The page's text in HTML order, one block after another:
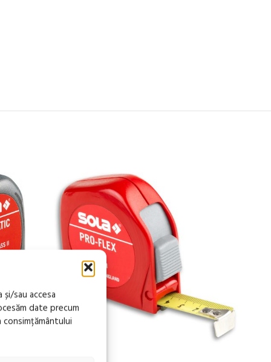
sau accesa
date precum